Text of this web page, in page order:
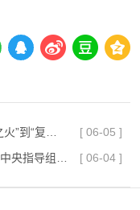
[ 06-05 ]
[ 06-04 ]